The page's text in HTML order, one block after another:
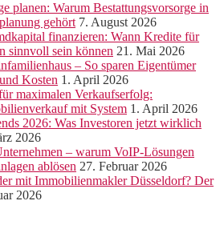
planen: Warum Bestattungsvorsorge in
gehört 7. August 2026
finanzieren: Wann Kredite für
sinnvoll sein können 21. Mai 2026
– So sparen Eigentümer
Kosten 1. April 2026
maximalen Verkaufserfolg:
mit System 1. April 2026
2026: Was Investoren jetzt wirklich
2026
– warum VoIP-Lösungen
ablösen 27. Februar 2026
mit Immobilienmakler Düsseldorf? Der
2026